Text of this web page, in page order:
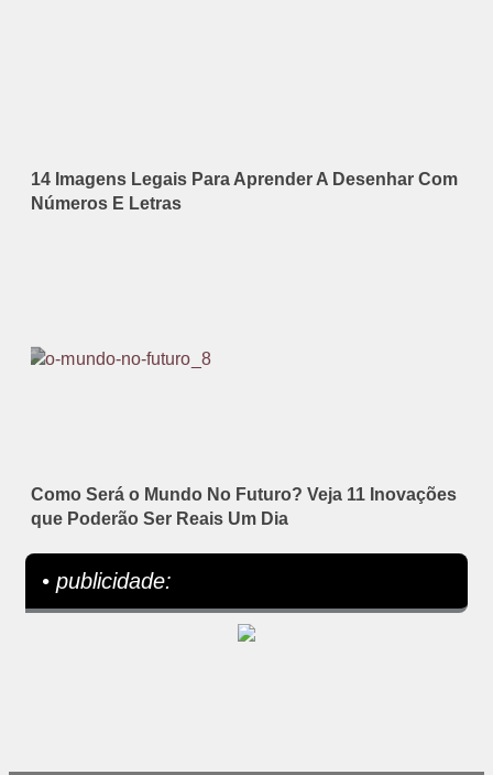
14 Imagens Legais Para Aprender A Desenhar Com
Números E Letras
Como Será o Mundo No Futuro? Veja 11 Inovações
que Poderão Ser Reais Um Dia
• publicidade: